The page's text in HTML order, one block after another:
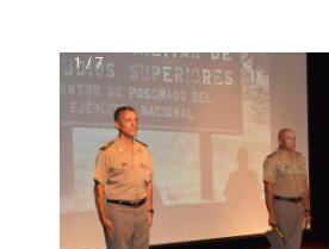
1 / 7